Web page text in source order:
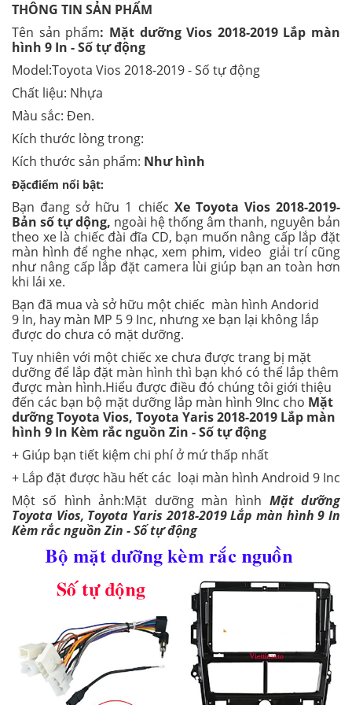
THÔNG TIN SẢN PHẨM
Tên sản phẩm: Mặt dưỡng Vios 2018-2019 Lắp màn
hình 9 In - Số tự động
Model:Toyota Vios 2018-2019 - Số tự động
Chất liệu: Nhựa
Màu sắc: Đen.
Kích thước lòng trong:
Kích thước sản phẩm: Như hình
Đặcđiểm nổi bật:
Bạn đang sở hữu 1 chiếc Xe Toyota Vios 2018-2019-
Bản số tự dộng, ngoài hệ thống âm thanh, nguyên bản
theo xe là chiếc đài đĩa CD, bạn muốn nâng cấp lắp đặt
màn hình để nghe nhạc, xem phim, video giải trí cũng
như nâng cấp lắp đặt camera lùi giúp bạn an toàn hơn
khi lái xe.
Bạn đã mua và sở hữu một chiếc màn hình Andorid
9 In, hay màn MP 5 9 Inc, nhưng xe bạn lại không lắp
được do chưa có mặt dưỡng.
Tuy nhiên với một chiếc xe chưa được trang bị mặt
dưỡng để lắp đặt màn hình thì bạn khó có thể lắp thêm
được màn hình.Hiểu được điều đó chúng tôi giới thiệu
đến các bạn bộ mặt dưỡng lắp màn hình 9Inc cho Mặt
dưỡng Toyota Vios, Toyota Yaris 2018-2019 Lắp màn
hình 9 In Kèm rắc nguồn Zin - Số tự động
+ Giúp bạn tiết kiệm chi phí ở mứ thấp nhất
+ Lắp đặt được hầu hết các loại màn hình Android 9 Inc
Một số hình ảnh:Mặt dưỡng màn hình Mặt dưỡng
Toyota Vios, Toyota Yaris 2018-2019 Lắp màn hình 9 In
Kèm rắc nguồn Zin - Số tự động